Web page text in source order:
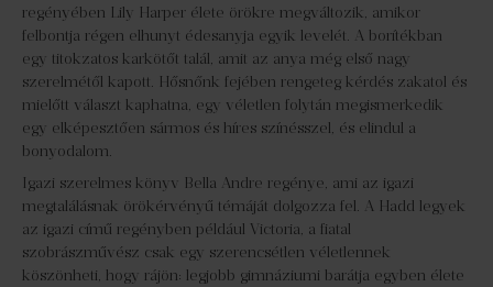
regényében Lily Harper élete örökre megváltozik, amikor
felbontja régen elhunyt édesanyja egyik levelét. A borítékban
egy titokzatos karkötőt talál, amit az anya még első nagy
szerelmétől kapott. Hősnőnk fejében rengeteg kérdés zakatol és
mielőtt választ kaphatna, egy véletlen folytán megismerkedik
egy elképesztően sármos és híres színésszel, és elindul a
bonyodalom.
Igazi szerelmes könyv Bella Andre regénye, ami az igazi
megtalálásnak örökérvényű témáját dolgozza fel. A Hadd legyek
az igazi című regényben például Victoria, a fiatal
szobrászművész csak egy szerencsétlen véletlennek
köszönheti, hogy rájön: legjobb gimnáziumi barátja egyben élete